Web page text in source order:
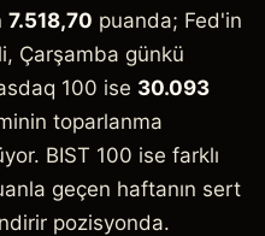
7.518,70 puanda; Fed'in
Çarşamba günkü
100 ise 30.093
toparlanma
BIST 100 ise farklı
geçen haftanın sert
pozisyonda.